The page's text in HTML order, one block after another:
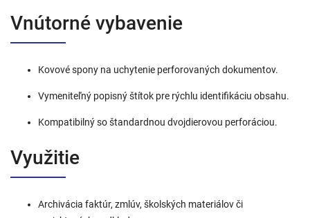
Vnútorné vybavenie
Kovové spony na uchytenie perforovaných dokumentov.
Vymeniteľný popisný štítok pre rýchlu identifikáciu obsahu.
Kompatibilný so štandardnou dvojdierovou perforáciou.
Využitie
Archivácia faktúr, zmlúv, školských materiálov či